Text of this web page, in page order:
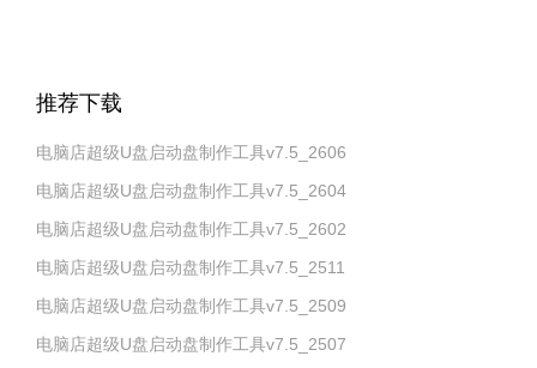
推荐下载
电脑店超级U盘启动盘制作工具v7.5_2606
电脑店超级U盘启动盘制作工具v7.5_2604
电脑店超级U盘启动盘制作工具v7.5_2602
电脑店超级U盘启动盘制作工具v7.5_2511
电脑店超级U盘启动盘制作工具v7.5_2509
电脑店超级U盘启动盘制作工具v7.5_2507